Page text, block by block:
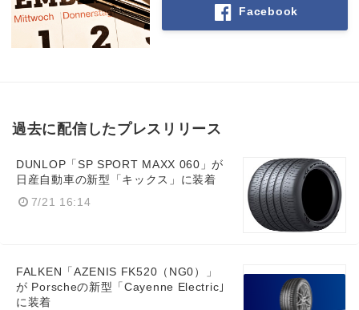
Facebook
過去に配信したプレスリリース
DUNLOP「SP SPORT MAXX 060」が
日産自動車の新型「キックス」に装着
7/21 16:14
FALKEN「AZENIS FK520（NG0）」
が Porscheの新型「Cayenne Electric｣
に装着
Japanese